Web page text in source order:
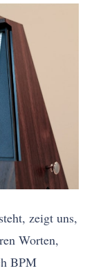
zeigt uns,
Worten,
BPM